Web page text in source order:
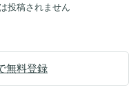
投稿されません
無料登録